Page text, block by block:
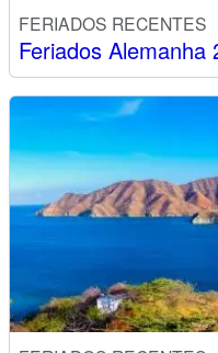
FERIADOS RECENTES
Feriados Alemanha